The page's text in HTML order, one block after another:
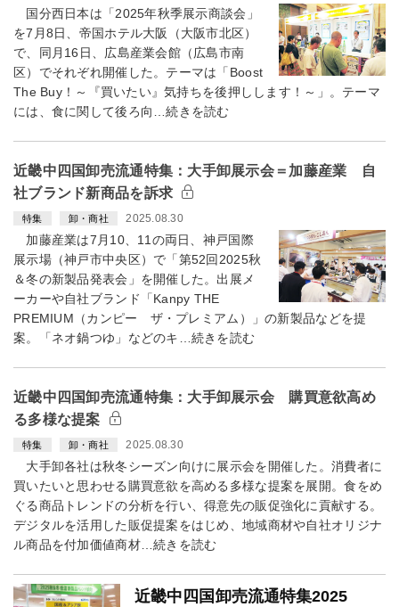
国分西日本は「2025年秋季展示商談会」
を7月8日、帝国ホテル大阪（大阪市北区）
で、同月16日、広島産業会館（広島市南
区）でそれぞれ開催した。テーマは「Boost
The Buy！～『買いたい』気持ちを後押しします！～」。テーマ
には、食に関して後ろ向…続きを読む
近畿中四国卸売流通特集：大手卸展示会＝加藤産業 自
社ブランド新商品を訴求
特集 卸・商社 2025.08.30
加藤産業は7月10、11の両日、神戸国際
展示場（神戸市中央区）で「第52回2025秋
＆冬の新製品発表会」を開催した。出展メ
ーカーや自社ブランド「Kanpy THE
PREMIUM（カンピー ザ・プレミアム）」の新製品などを提
案。「ネオ鍋つゆ」などのキ…続きを読む
近畿中四国卸売流通特集：大手卸展示会 購買意欲高め
る多様な提案
特集 卸・商社 2025.08.30
大手卸各社は秋冬シーズン向けに展示会を開催した。消費者に
買いたいと思わせる購買意欲を高める多様な提案を展開。食をめ
ぐる商品トレンドの分析を行い、得意先の販促強化に貢献する。
デジタルを活用した販促提案をはじめ、地域商材や自社オリジナ
ル商品を付加価値商材…続きを読む
近畿中四国卸売流通特集2025